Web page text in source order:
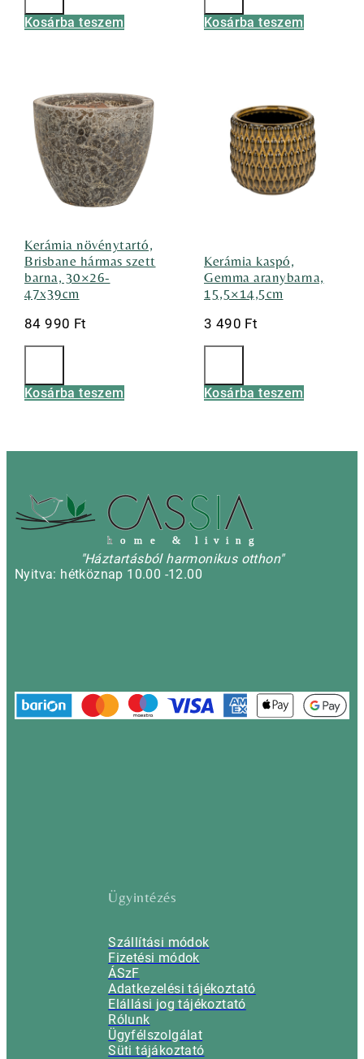
Kosárba teszem Kosárba teszem
Kerámia növénytartó,
Brisbane hármas szett
barna, 30×26-
47x39cm
84 990 Ft
Kosárba teszem
Kerámia kaspó,
Gemma aranybarna,
15,5×14,5cm
3 490 Ft
Kosárba teszem
h o m e & l i v i n g
"Háztartásból harmonikus otthon"
Nyitva: hétköznap 10.00 -12.00
Ügyintézés
Szállítási módok
Fizetési módok
ÁSzF
Adatkezelési tájékoztató
Elállási jog tájékoztató
Rólunk
Ügyfélszolgálat
Süti tájákoztató